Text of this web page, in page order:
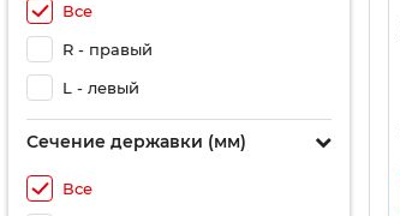
Все
R - правый
L - левый
Сечение державки (мм)
Все